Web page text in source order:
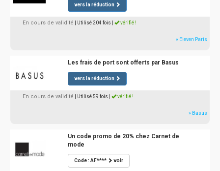
vers la réduction
En cours de validité | Utilisé 204 fois vérifié !
» Eleven Paris
Les frais de port sont offerts par Basus
vers la réduction
En cours de validité | Utilisé 59 fois vérifié !
» Basus
Un code promo de 20% chez Carnet de
mode
Code : AF**** voir